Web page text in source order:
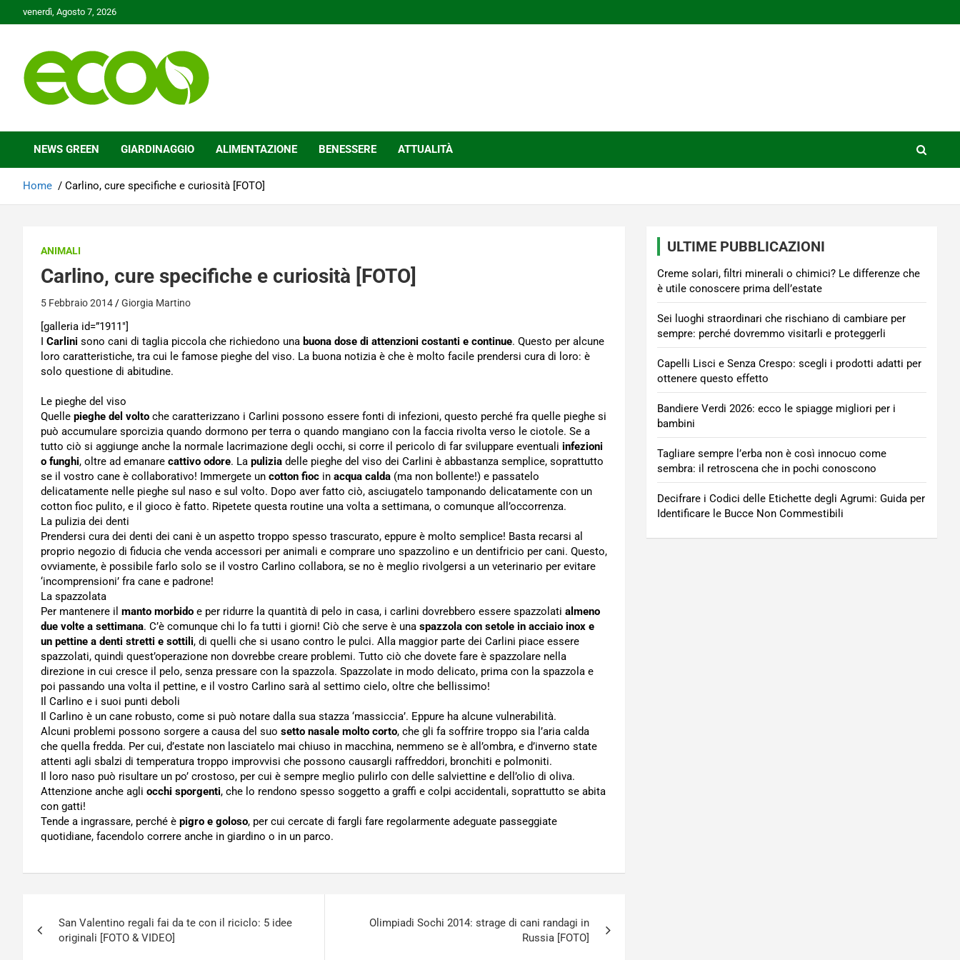
to
venerdì, Agosto 7, 2026
Ecoo.it
NEWS GREEN GIARDINAGGIO ALIMENTAZIONE BENESSERE ATTUALITÀ
Home Carlino, cure specifiche e curiosità [FOTO]
ANIMALI
Carlino, cure specifiche e curiosità [FOTO]
5 Febbraio 2014 Giorgia Martino
[galleria id=”1911″]
I Carlini sono cani di taglia piccola che richiedono una buona dose di attenzioni costanti e continue. Questo per alcune
loro caratteristiche, tra cui le famose pieghe del viso. La buona notizia è che è molto facile prendersi cura di loro: è
solo questione di abitudine.
Le pieghe del viso
Quelle pieghe del volto che caratterizzano i Carlini possono essere fonti di infezioni, questo perché fra quelle pieghe si
può accumulare sporcizia quando dormono per terra o quando mangiano con la faccia rivolta verso le ciotole. Se a
tutto ciò si aggiunge anche la normale lacrimazione degli occhi, si corre il pericolo di far sviluppare eventuali infezioni
o funghi, oltre ad emanare cattivo odore. La pulizia delle pieghe del viso dei Carlini è abbastanza semplice, soprattutto
se il vostro cane è collaborativo! Immergete un cotton fioc in acqua calda (ma non bollente!) e passatelo
delicatamente nelle pieghe sul naso e sul volto. Dopo aver fatto ciò, asciugatelo tamponando delicatamente con un
cotton fioc pulito, e il gioco è fatto. Ripetete questa routine una volta a settimana, o comunque all’occorrenza.
La pulizia dei denti
Prendersi cura dei denti dei cani è un aspetto troppo spesso trascurato, eppure è molto semplice! Basta recarsi al
proprio negozio di fiducia che venda accessori per animali e comprare uno spazzolino e un dentifricio per cani. Questo,
ovviamente, è possibile farlo solo se il vostro Carlino collabora, se no è meglio rivolgersi a un veterinario per evitare
‘incomprensioni’ fra cane e padrone!
La spazzolata
Per mantenere il manto morbido e per ridurre la quantità di pelo in casa, i carlini dovrebbero essere spazzolati almeno
due volte a settimana. C’è comunque chi lo fa tutti i giorni! Ciò che serve è una spazzola con setole in acciaio inox e
un pettine a denti stretti e sottili, di quelli che si usano contro le pulci. Alla maggior parte dei Carlini piace essere
spazzolati, quindi quest’operazione non dovrebbe creare problemi. Tutto ciò che dovete fare è spazzolare nella
direzione in cui cresce il pelo, senza pressare con la spazzola. Spazzolate in modo delicato, prima con la spazzola e
poi passando una volta il pettine, e il vostro Carlino sarà al settimo cielo, oltre che bellissimo!
Il Carlino e i suoi punti deboli
Il Carlino è un cane robusto, come si può notare dalla sua stazza ‘massiccia’. Eppure ha alcune vulnerabilità.
Alcuni problemi possono sorgere a causa del suo setto nasale molto corto, che gli fa soffrire troppo sia l’aria calda
che quella fredda. Per cui, d’estate non lasciatelo mai chiuso in macchina, nemmeno se è all’ombra, e d’inverno state
attenti agli sbalzi di temperatura troppo improvvisi che possono causargli raffreddori, bronchiti e polmoniti.
Il loro naso può risultare un po’ crostoso, per cui è sempre meglio pulirlo con delle salviettine e dell’olio di oliva.
Attenzione anche agli occhi sporgenti, che lo rendono spesso soggetto a graffi e colpi accidentali, soprattutto se abita
con gatti!
Tende a ingrassare, perché è pigro e goloso, per cui cercate di fargli fare regolarmente adeguate passeggiate
quotidiane, facendolo correre anche in giardino o in un parco.
articoli
San Valentino regali fai da te con il riciclo: 5 idee
originali [FOTO & VIDEO]
Olimpiadi Sochi 2014: strage di cani randagi in
Russia [FOTO]
ULTIME PUBBLICAZIONI
Creme solari, filtri minerali o chimici? Le differenze che
è utile conoscere prima dell’estate
Sei luoghi straordinari che rischiano di cambiare per
sempre: perché dovremmo visitarli e proteggerli
Capelli Lisci e Senza Crespo: scegli i prodotti adatti per
ottenere questo effetto
Bandiere Verdi 2026: ecco le spiagge migliori per i
bambini
Tagliare sempre l’erba non è così innocuo come
sembra: il retroscena che in pochi conoscono
Decifrare i Codici delle Etichette degli Agrumi: Guida per
Identificare le Bucce Non Commestibili